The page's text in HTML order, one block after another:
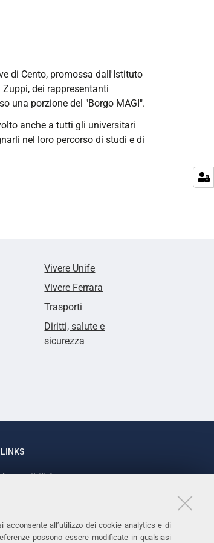
acconsente all’utilizzo dei cookie analytics e di
possono essere modificate in qualsiasi
di Cento, promossa dall'Istituto
dei rappresentanti
una porzione del "Borgo MAGI".
anche a tutti gli universitari
nel loro percorso di studi e di
Vivere Unife
Vivere Ferrara
Trasporti
Diritti, salute e
sicurezza
LINKS
Accessibilità
Cookies